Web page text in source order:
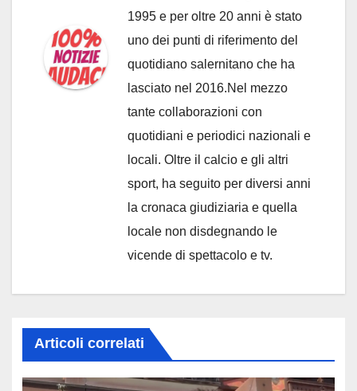
1995 e per oltre 20 anni è stato
uno dei punti di riferimento del
quotidiano salernitano che ha
lasciato nel 2016.Nel mezzo
tante collaborazioni con
quotidiani e periodici nazionali e
locali. Oltre il calcio e gli altri
sport, ha seguito per diversi anni
la cronaca giudiziaria e quella
locale non disdegnando le
vicende di spettacolo e tv.
Articoli correlati